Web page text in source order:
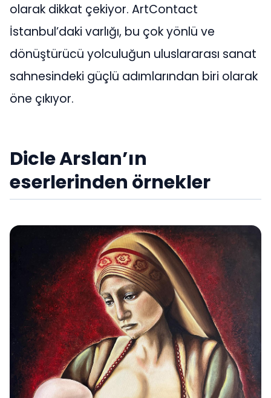
olarak dikkat çekiyor. ArtContact
İstanbul’daki varlığı, bu çok yönlü ve
dönüştürücü yolculuğun uluslararası sanat
sahnesindeki güçlü adımlarından biri olarak
öne çıkıyor.
Dicle Arslan’ın
eserlerinden örnekler